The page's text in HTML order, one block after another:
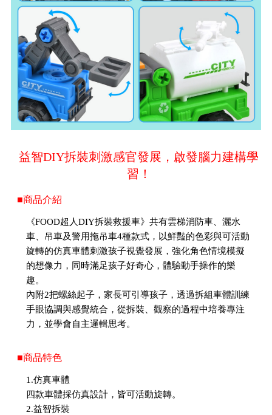
益智DIY拆裝刺激感官發展，啟發腦力建構學
習！
■商品介紹
《FOOD超人DIY拆裝救援車》共有雲梯消防車、灑水
車、吊車及警用拖吊車4種款式，以鮮豔的色彩與可活動
旋轉的仿真車體刺激孩子視覺發展，強化角色情境模擬
的想像力，同時滿足孩子好奇心，體驗動手操作的樂
趣。
內附2把螺絲起子，家長可引導孩子，透過拆組車體訓練
手眼協調與感覺統合，從拆裝、觀察的過程中培養專注
力，並學會自主邏輯思考。
■商品特色
1.仿真車體
四款車體採仿真設計，皆可活動旋轉。
2.益智拆裝